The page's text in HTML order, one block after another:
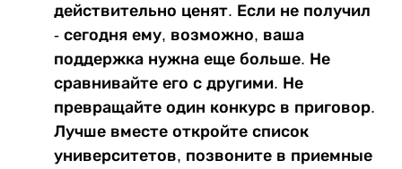
действительно ценят. Если не получил
- сегодня ему, возможно, ваша
поддержка нужна еще больше. Не
сравнивайте его с другими. Не
превращайте один конкурс в приговор.
Лучше вместе откройте список
университетов, позвоните в приемные